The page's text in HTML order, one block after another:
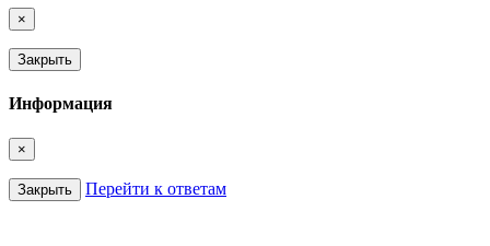
×
Закрыть
Информация
×
Закрыть Перейти к ответам